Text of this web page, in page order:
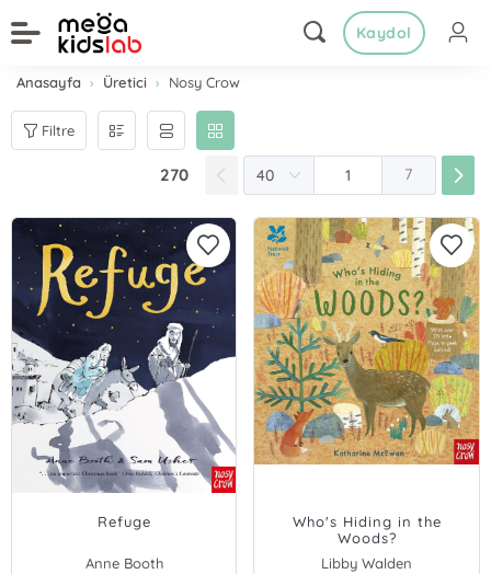
Kaydol
Anasayfa Üretici Nosy Crow
Filtre
270 7
Refuge
Anne Booth
Who's Hiding in the
Woods?
Libby Walden